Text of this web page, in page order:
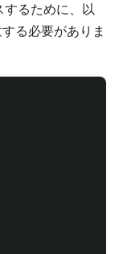
るために、以
る必要がありま